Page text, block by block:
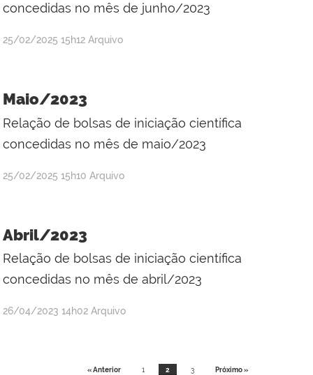
concedidas no mês de junho/2023
por
Silva
publicado
25/02/2025 15h12 Arquivo
Maio/2023
Relação de bolsas de iniciação científica
concedidas no mês de maio/2023
por
Silva
publicado
25/02/2025 15h10 Arquivo
Abril/2023
Relação de bolsas de iniciação científica
concedidas no mês de abril/2023
por
publicado
26/04/2023 14h02 Arquivo
« Anterior 1 2 3 Próximo »